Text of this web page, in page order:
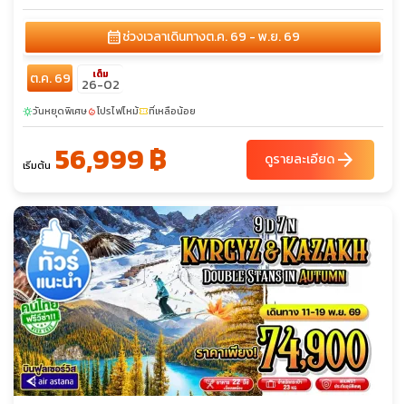
calendar_monthช่วงเวลาเดินทางต.ค. 69 - พ.ย. 69
ต.ค. 69 เต็ม
26-02
sunnyวันหยุดพิเศษlocal_fire_departmentโปรไฟไหม้confirmation_numberที่เหลือน้อย
เริ่มต้น 56,999 ฿ ดูรายละเอียดarrow_forward